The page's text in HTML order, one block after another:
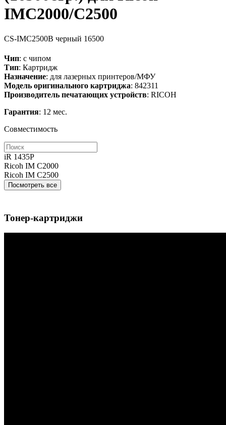
IMC2000/C2500
CS-IMC2500B черный 16500
Чип: с чипом
Тип: Картридж
Назначение: для лазерных принтеров/МФУ
Модель оригинального картриджа: 842311
Производитель печатающих устройств: RICOH
Гарантия: 12 мес.
Совместимость
iR 1435P
Ricoh IM C2000
Ricoh IM C2500
Посмотреть все
Тонер-картриджи